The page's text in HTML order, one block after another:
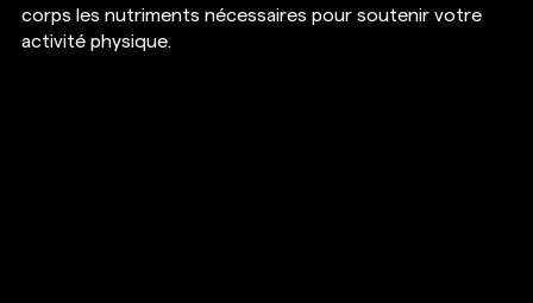
corps les nutriments nécessaires pour soutenir votre
activité physique.